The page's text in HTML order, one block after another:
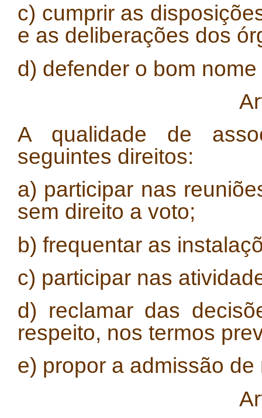
c) cumprir as
e as deliberações dos
d) defender o bom
A qualidade de
seguintes direitos:
a) participar nas
sem direito a voto;
b) frequentar as
c) participar nas
d) reclamar das
respeito, nos termos
e) propor a admissão